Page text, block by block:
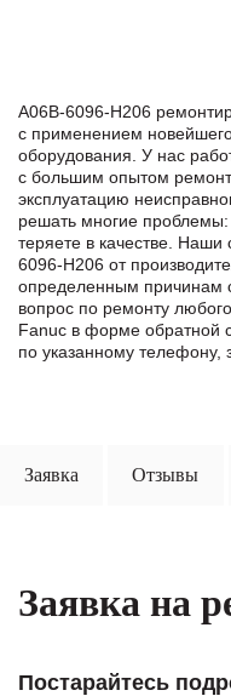
A06B-6096-H206
с применением новейшего
оборудования. У нас
с большим опытом
эксплуатацию
решать многие
теряете в качестве. Наши
6096-H206 от
определенным причинам
вопрос по ремонту
Fanuc в формe обратной
по указанному телефону,
Заявка Отзывы
Заявка на
Постарайтесь